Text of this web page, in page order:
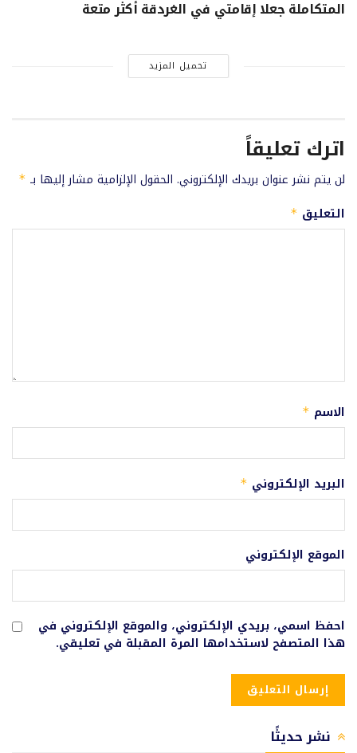
المتكاملة جعلا إقامتي في الغردقة أكثر متعة
تحميل المزيد
اترك تعليقاً
لن يتم نشر عنوان بريدك الإلكتروني. الحقول الإلزامية مشار إليها بـ *
التعليق *
الاسم *
البريد الإلكتروني *
الموقع الإلكتروني
احفظ اسمي، بريدي الإلكتروني، والموقع الإلكتروني في
هذا المتصفح لاستخدامها المرة المقبلة في تعليقي.
نشر حديثًا